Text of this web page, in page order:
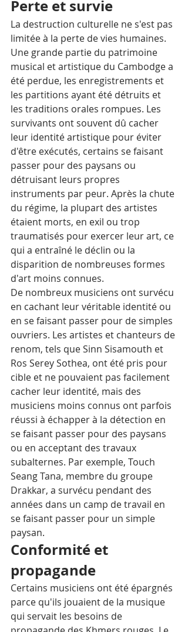
Perte et survie
La destruction culturelle ne s'est pas
limitée à la perte de vies humaines.
Une grande partie du patrimoine
musical et artistique du Cambodge a
été perdue, les enregistrements et
les partitions ayant été détruits et
les traditions orales rompues. Les
survivants ont souvent dû cacher
leur identité artistique pour éviter
d'être exécutés, certains se faisant
passer pour des paysans ou
détruisant leurs propres
instruments par peur. Après la chute
du régime, la plupart des artistes
étaient morts, en exil ou trop
traumatisés pour exercer leur art, ce
qui a entraîné le déclin ou la
disparition de nombreuses formes
d'art moins connues.
De nombreux musiciens ont survécu
en cachant leur véritable identité ou
en se faisant passer pour de simples
ouvriers. Les artistes et chanteurs de
renom, tels que Sinn Sisamouth et
Ros Serey Sothea, ont été pris pour
cible et ne pouvaient pas facilement
cacher leur identité, mais des
musiciens moins connus ont parfois
réussi à échapper à la détection en
se faisant passer pour des paysans
ou en acceptant des travaux
subalternes. Par exemple, Touch
Seang Tana, membre du groupe
Drakkar, a survécu pendant des
années dans un camp de travail en
se faisant passer pour un simple
paysan.
Conformité et
propagande
Certains musiciens ont été épargnés
parce qu'ils jouaient de la musique
qui servait les besoins de